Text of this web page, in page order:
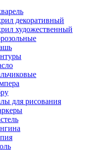
декоративный
художественный
для рисования